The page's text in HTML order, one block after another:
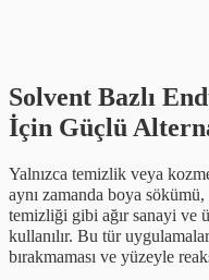
Solvent Bazlı
İçin Güçlü
Yalnızca temizlik veya
aynı zamanda boya
temizliği gibi ağır sanayi ve
kullanılır. Bu tür
bırakmaması ve yüzeyle